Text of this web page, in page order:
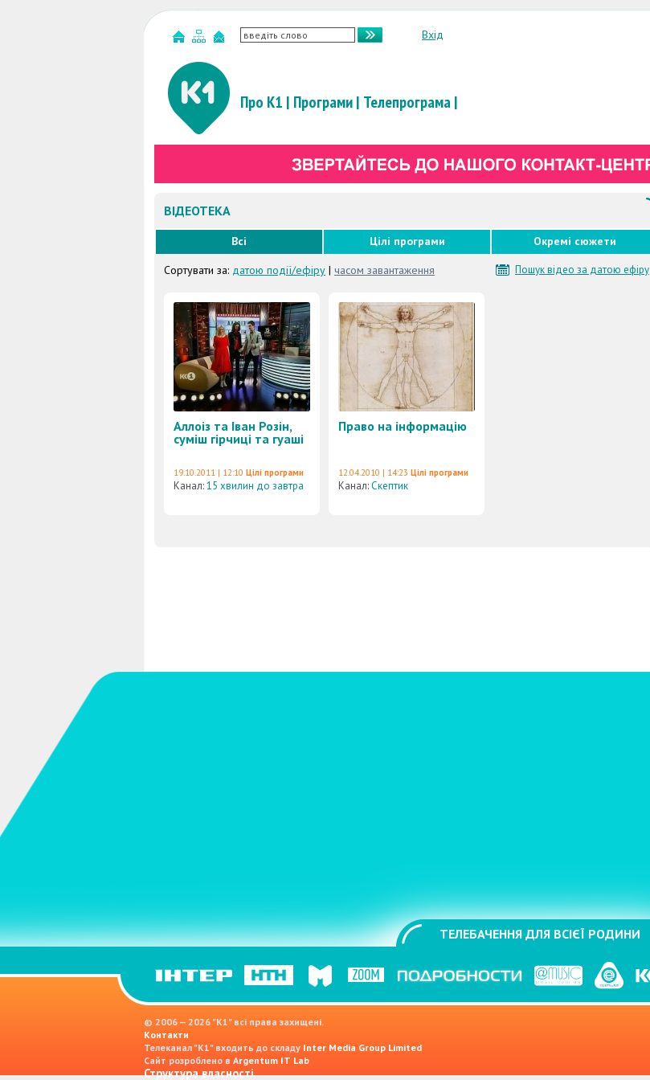
Вхід
Про К1 | Програми| Телепрограма|
ВІДЕОТЕКА
Всі Цілі програми Окремі сюжети
Пошук відео за датою ефіру
Сортувати за: датою події/ефіру | часом завантаження
Аллоіз та Іван Розін,
суміш гірчиці та гуаші
19.10.2011 | 12:10 Цілі програми
Канал:15 хвилин до завтра
Право на інформацію
12.04.2010 | 14:23 Цілі програми
Канал:Скептик
ТЕЛЕБАЧЕННЯ ДЛЯ ВСІЄЇ РОДИНИ
© 2006 — 2026 "K1" всі права захищені.
Контакти
Телеканал "К1" входить до складу Inter Media Group Limited
Сайт розроблено в Argentum IT Lab
Структура власності